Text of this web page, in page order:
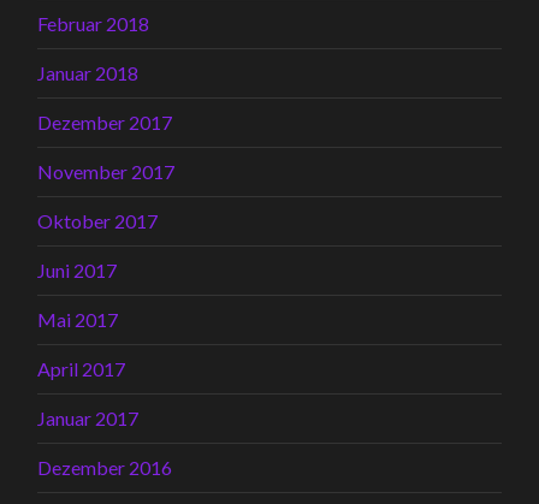
Februar 2018
Januar 2018
Dezember 2017
November 2017
Oktober 2017
Juni 2017
Mai 2017
April 2017
Januar 2017
Dezember 2016